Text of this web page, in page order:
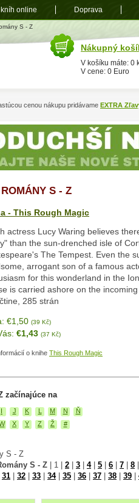
S - Z
S - Z
- This Rough Magic
actress Lucy Waring believes
than the sun-drenched isle of
The Tempest. Even the
arrogant son of a famous
for this wonderland in the
is carried ashore on the
285 strán
€1,50 (39 Kč)
€1,43 (37 Kč)
o knihe This Rough Magic
začínajúce na
I J K L M N
Ň
X Y Z Ž #
S - Z
S - Z 1 2 3 4| 5 6 7 8
31 32 33 34| 35 36 37 38 39
cenou nákupu pridávame EXTRA
Nákupný
V košíku máte: 0
V cene: 0 Euro
online Doprava